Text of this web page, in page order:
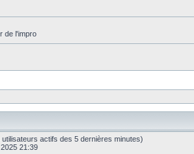
de l'impro
actifs des 5 dernières minutes)
21:39